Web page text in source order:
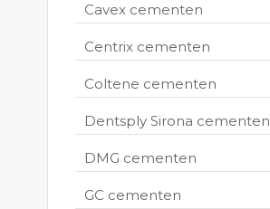
Cavex cementen
Centrix cementen
Coltene cementen
Dentsply Sirona cementen
DMG cementen
GC cementen